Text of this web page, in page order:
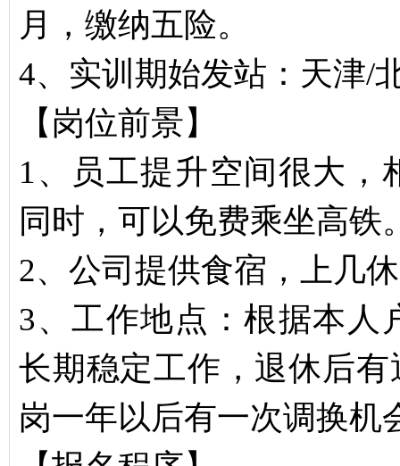
月，缴纳五险。
4、实训期始发站：天津/
【岗位前景】
1、员工提升空间很大，
同时，可以免费乘坐高铁
2、公司提供食宿，上几
3、工作地点：根据本人
长期稳定工作，退休后
岗一年以后有一次调换机